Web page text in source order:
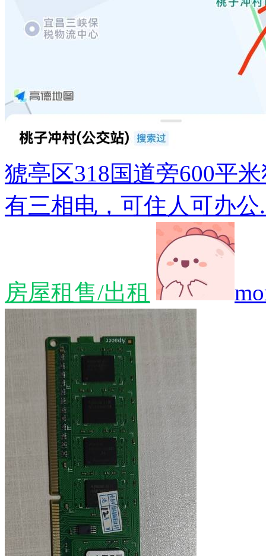
猇亭区318国道旁600平
有三相电，可住人可办公
房屋租售/出租